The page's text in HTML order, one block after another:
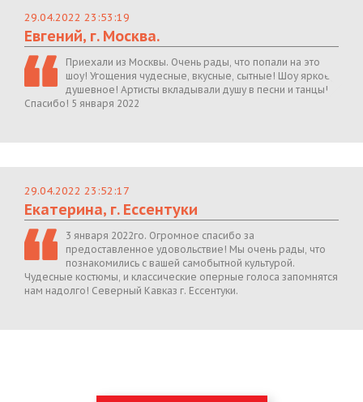
29.04.2022 23:53:19
Евгений, г. Москва.
Приехали из Москвы. Очень рады, что попали на это
шоу! Угощения чудесные, вкусные, сытные! Шоу яркое,
душевное! Артисты вкладывали душу в песни и танцы!
Спасибо! 5 января 2022
29.04.2022 23:52:17
Екатерина, г. Ессентуки
3 января 2022го. Огромное спасибо за
предоставленное удовольствие! Мы очень рады, что
познакомились с вашей самобытной культурой.
Чудесные костюмы, и классические оперные голоса запомнятся
нам надолго! Северный Кавказ г. Ессентуки.